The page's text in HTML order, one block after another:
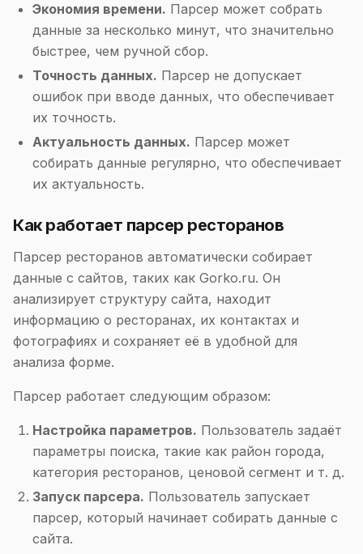
Экономия времени. Парсер может собрать
данные за несколько минут, что значительно
быстрее, чем ручной сбор.
Точность данных. Парсер не допускает
ошибок при вводе данных, что обеспечивает
их точность.
Актуальность данных. Парсер может
собирать данные регулярно, что обеспечивает
их актуальность.
Как работает парсер ресторанов
Парсер ресторанов автоматически собирает
данные с сайтов, таких как Gorko.ru. Он
анализирует структуру сайта, находит
информацию о ресторанах, их контактах и
фотографиях и сохраняет её в удобной для
анализа форме.
Парсер работает следующим образом:
Настройка параметров. Пользователь задаёт
параметры поиска, такие как район города,
категория ресторанов, ценовой сегмент и т. д.
Запуск парсера. Пользователь запускает
парсер, который начинает собирать данные с
сайта.